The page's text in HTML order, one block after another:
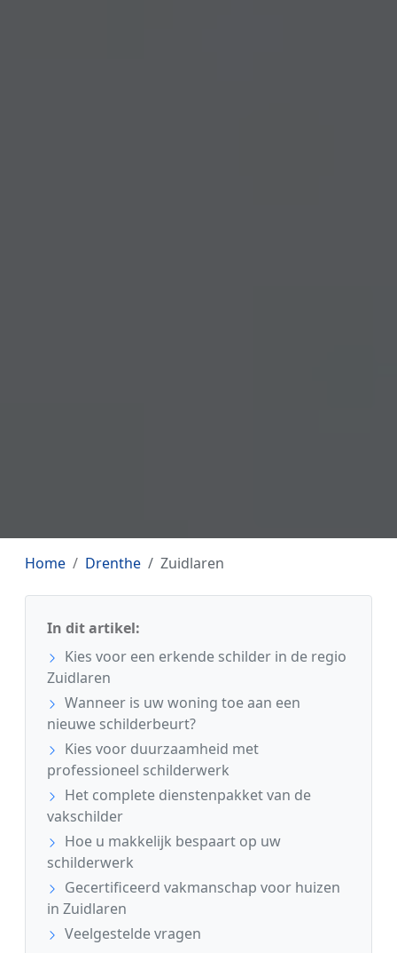
Home Drenthe Zuidlaren
In dit artikel:
Kies voor een erkende schilder in de regio
Zuidlaren
Wanneer is uw woning toe aan een
nieuwe schilderbeurt?
Kies voor duurzaamheid met
professioneel schilderwerk
Het complete dienstenpakket van de
vakschilder
Hoe u makkelijk bespaart op uw
schilderwerk
Gecertificeerd vakmanschap voor huizen
in Zuidlaren
Veelgestelde vragen